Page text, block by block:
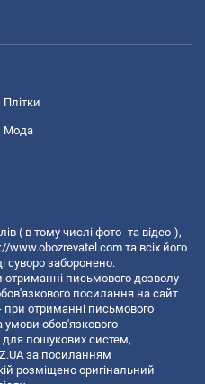
Плітки
Мода
( в тому числі фото- та відео-),
www.obozrevatel.com та всіх його
суворо заборонено.
письмового дозволу
посилання на сайт
при отриманні письмового
умови обов'язкового
для пошукових систем,
за посиланням
розміщено оригінальний